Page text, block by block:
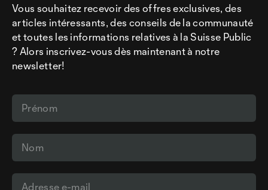
Vous souhaitez recevoir des offres exclusives, des
articles intéressants, des conseils de la communauté
et toutes les informations relatives à la Suisse Public
? Alors inscrivez-vous dès maintenant à notre
newsletter!